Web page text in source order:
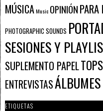
MÚSICAMusic OPINIÓNPARA
PHOTOGRAPHIC SOUNDS
SESIONES Y
SUPLEMENTO PAPELTOPS
ENTREVISTASÁLBUMES
ETIQUETAS